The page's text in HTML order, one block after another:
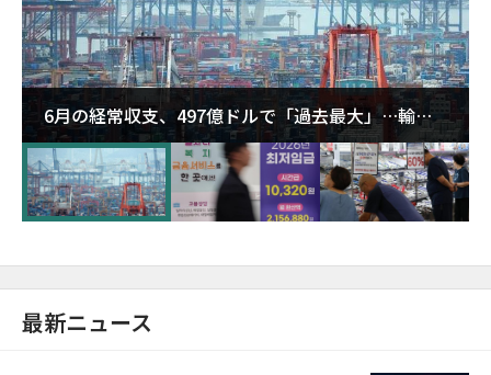
6月の経常収支、497億ドルで「過去最大」…輸出
が初の1000億ドル突破
最新ニュース